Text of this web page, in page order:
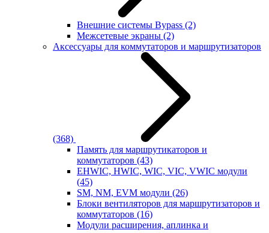
Внешние системы Bypass (2)
Межсетевые экраны (2)
Аксессуары для коммутаторов и маршрутизаторов
(368)
Память для маршрутикаторов и
коммутаторов (43)
EHWIC, HWIC, WIC, VIC, VWIC модули
(45)
SM, NM, EVM модули (26)
Блоки вентиляторов для маршрутизаторов и
коммутаторов (16)
Модули расширения, аплинка и